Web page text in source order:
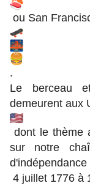
ou San
.
Le berceau
demeurent aux
dont le thème
sur notre
d'indépendance
4 juillet 1776 à